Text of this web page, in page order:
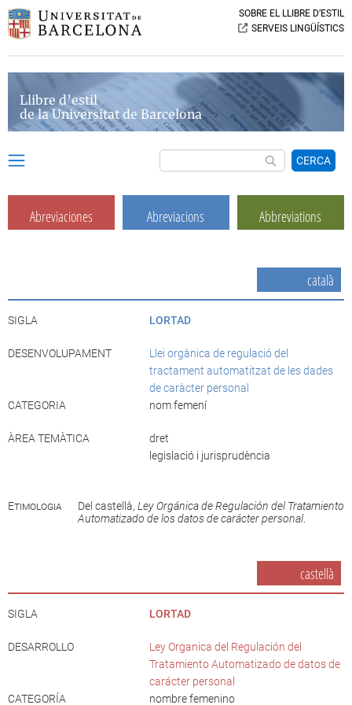
SOBRE EL LLIBRE D’ESTIL
SERVEIS LINGÜÍSTICS
Llibre d’estil
de la Universitat de Barcelona
CERCA
Abreviaciones Abreviacions Abbreviations
català
SIGLA LORTAD
DESENVOLUPAMENT
Llei orgànica de regulació del
tractament automatitzat de les dades
de caràcter personal
CATEGORIA
nom femení
ÀREA TEMÀTICA
dret
legislació i jurisprudència
Etimologia Del castellà, Ley Orgánica de Regulación del Tratamiento
Automatizado de los datos de carácter personal
castellà
SIGLA LORTAD
DESARROLLO
Ley Organica del Regulación del
Tratamiento Automatizado de datos de
carácter personal
CATEGORÍA
nombre femenino